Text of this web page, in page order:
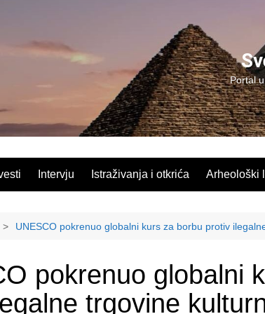
Portal
Intervju Istraživanja i otkrića Arheološki
UNESCO pokrenuo globalni kurs za borbu protiv
pokrenuo globalni
trgovine